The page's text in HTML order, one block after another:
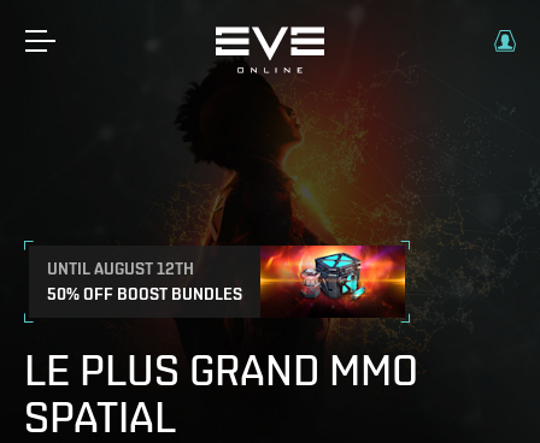
UNTIL AUGUST 12TH
50% OFF BOOST BUNDLES
LE PLUS GRAND MMO
SPATIAL